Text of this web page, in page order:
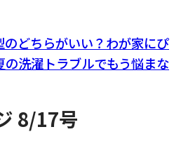
のどちらがいい？わが家にぴ
の洗濯トラブルでもう悩まな
8/17号